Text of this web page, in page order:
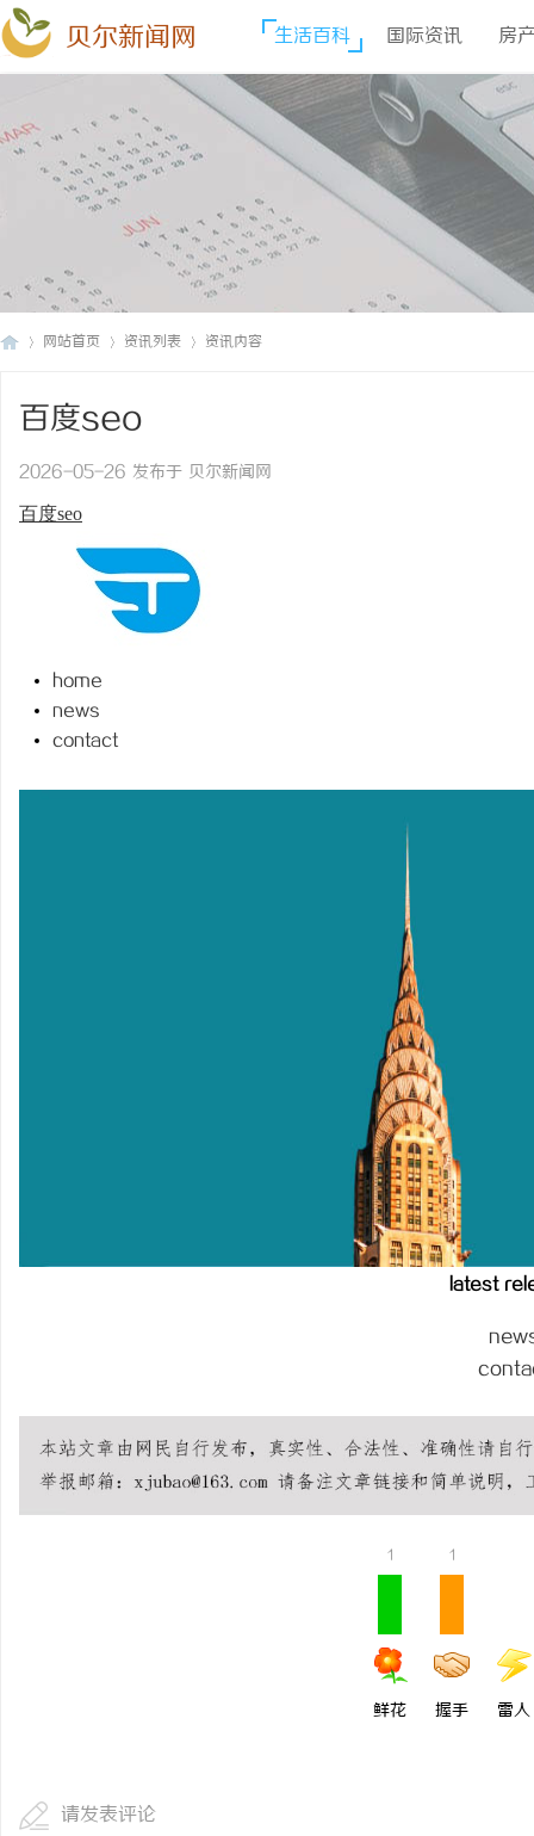
贝尔新闻网 生活百科 国际资讯 房
网站首页 资讯列表 资讯内容
百度seo
2026-05-26 发布于 贝尔新闻网
百度seo
home
news
contact
latest
1
鲜花
1
握手 雷人
请发表评论
步履赴京华 逐光赴山海
学圆满收官